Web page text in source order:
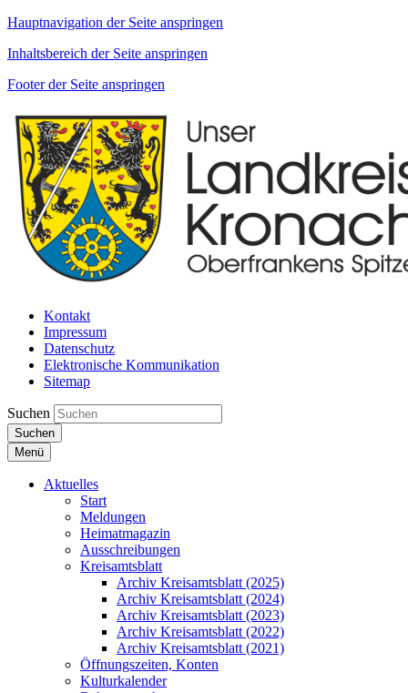
Hauptnavigation der Seite anspringen
Inhaltsbereich der Seite anspringen
Footer der Seite anspringen
Kontakt
Impressum
Datenschutz
Elektronische Kommunikation
Sitemap
Suchen
Suchen
Menü
Aktuelles
Start
Meldungen
Heimatmagazin
Ausschreibungen
Kreisamtsblatt
Archiv Kreisamtsblatt (2025)
Archiv Kreisamtsblatt (2024)
Archiv Kreisamtsblatt (2023)
Archiv Kreisamtsblatt (2022)
Archiv Kreisamtsblatt (2021)
Öffnungszeiten, Konten
Kulturkalender